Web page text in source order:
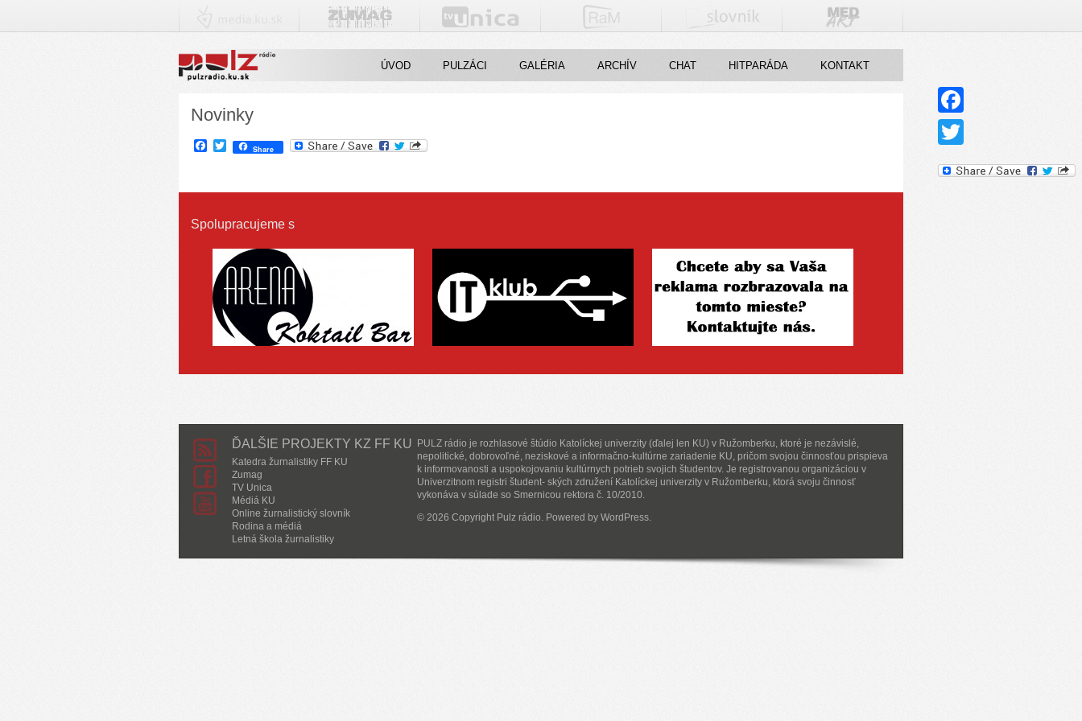
ÚVOD PULZÁCI GALÉRIA ARCHÍV CHAT HITPARÁDA KONTAKT
Novinky
Facebook
TwitterShare
Spolupracujeme s
ĎALŠIE PROJEKTY KZ FF KU
Katedra žurnalistiky FF KU
Zumag
TV Unica
Médiá KU
Online žurnalistický slovník
Rodina a médiá
Letná škola žurnalistiky
PULZ rádio je rozhlasové štúdio Katolíckej univerzity (ďalej len KU) v Ružomberku, ktoré je nezávislé,
nepolitické, dobrovoľné, neziskové a informačno-kultúrne zariadenie KU, pričom svojou činnosťou prispieva
k informovanosti a uspokojovaniu kultúrnych potrieb svojich študentov. Je registrovanou organizáciou v
Univerzitnom registri študent- ských združení Katolíckej univerzity v Ružomberku, ktorá svoju činnosť
vykonáva v súlade so Smernicou rektora č. 10/2010.
© 2026 Copyright Pulz rádio. Powered by WordPress.
Facebook